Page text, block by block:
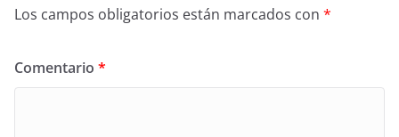
Los campos obligatorios están marcados con *
Comentario *